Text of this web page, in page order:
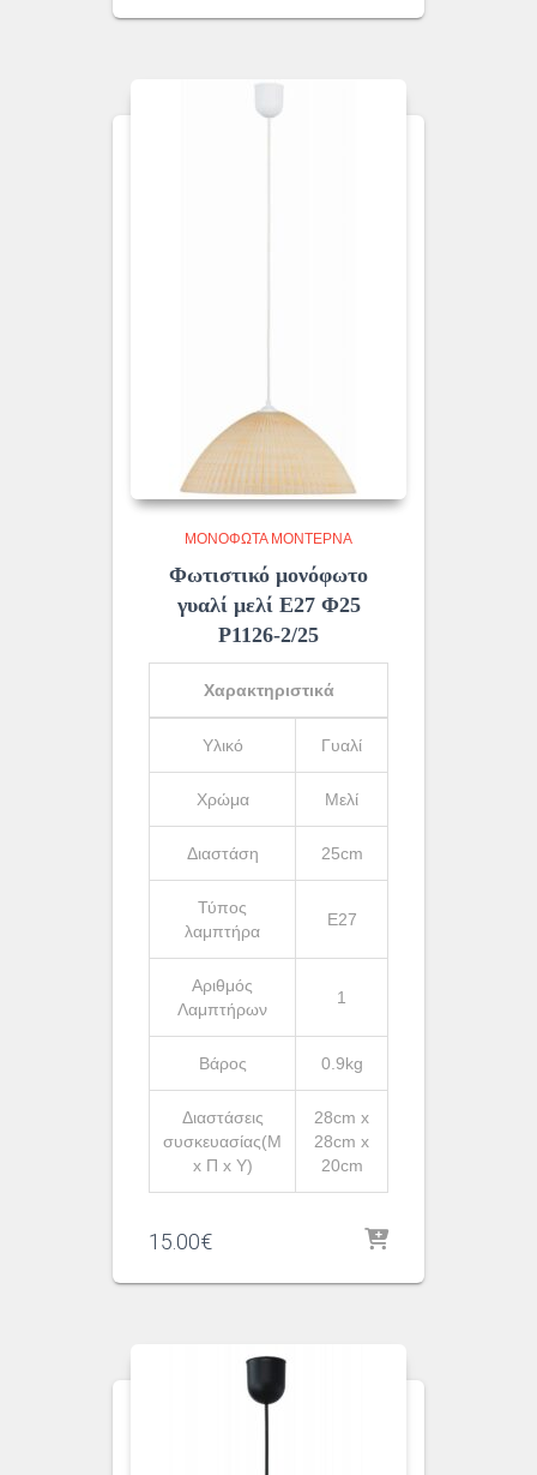
ΜΟΝΌΦΩΤΑ ΜΟΝΤΈΡΝΑ
Φωτιστικό μονόφωτο
γυαλί μελί Ε27 Φ25
Ρ1126-2/25
Χαρακτηριστικά
Υλικό Γυαλί
Χρώμα Μελί
Διαστάση 25cm
Τύπος
λαμπτήρα
Ε27
Αριθμός
Λαμπτήρων
1
Βάρος 0.9kg
Διαστάσεις
συσκευασίας(Μ
x Π x Υ)
28cm x
28cm x
20cm
15.00€